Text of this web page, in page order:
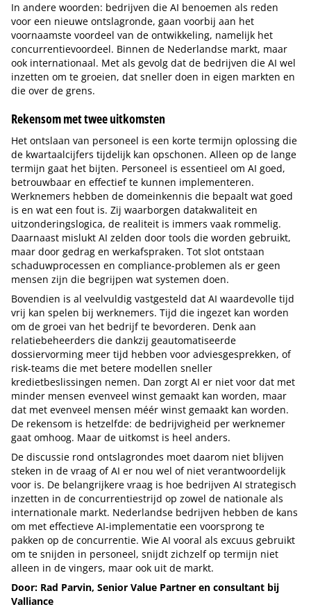
In andere woorden: bedrijven die AI benoemen als reden
voor een nieuwe ontslagronde, gaan voorbij aan het
voornaamste voordeel van de ontwikkeling, namelijk het
concurrentievoordeel. Binnen de Nederlandse markt, maar
ook internationaal. Met als gevolg dat de bedrijven die AI wel
inzetten om te groeien, dat sneller doen in eigen markten en
die over de grens.
Rekensom met twee uitkomsten
Het ontslaan van personeel is een korte termijn oplossing die
de kwartaalcijfers tijdelijk kan opschonen. Alleen op de lange
termijn gaat het bijten. Personeel is essentieel om AI goed,
betrouwbaar en effectief te kunnen implementeren.
Werknemers hebben de domeinkennis die bepaalt wat goed
is en wat een fout is. Zij waarborgen datakwaliteit en
uitzonderingslogica, de realiteit is immers vaak rommelig.
Daarnaast mislukt AI zelden door tools die worden gebruikt,
maar door gedrag en werkafspraken. Tot slot ontstaan
schaduwprocessen en compliance-problemen als er geen
mensen zijn die begrijpen wat systemen doen.
Bovendien is al veelvuldig vastgesteld dat AI waardevolle tijd
vrij kan spelen bij werknemers. Tijd die ingezet kan worden
om de groei van het bedrijf te bevorderen. Denk aan
relatiebeheerders die dankzij geautomatiseerde
dossiervorming meer tijd hebben voor adviesgesprekken, of
risk‑teams die met betere modellen sneller
kredietbeslissingen nemen. Dan zorgt AI er niet voor dat met
minder mensen evenveel winst gemaakt kan worden, maar
dat met evenveel mensen méér winst gemaakt kan worden.
De rekensom is hetzelfde: de bedrijvigheid per werknemer
gaat omhoog. Maar de uitkomst is heel anders.
De discussie rond ontslagrondes moet daarom niet blijven
steken in de vraag of AI er nou wel of niet verantwoordelijk
voor is. De belangrijkere vraag is hoe bedrijven AI strategisch
inzetten in de concurrentiestrijd op zowel de nationale als
internationale markt. Nederlandse bedrijven hebben de kans
om met effectieve AI‑implementatie een voorsprong te
pakken op de concurrentie. Wie AI vooral als excuus gebruikt
om te snijden in personeel, snijdt zichzelf op termijn niet
alleen in de vingers, maar ook uit de markt.
Door: Rad Parvin, Senior Value Partner en consultant bij
Valliance